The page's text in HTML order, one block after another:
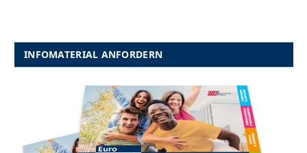
INFOMATERIAL ANFORDERN